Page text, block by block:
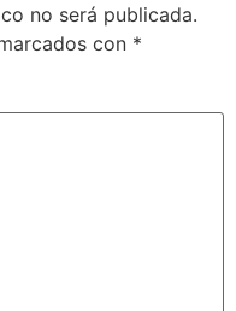
no será publicada.
con *